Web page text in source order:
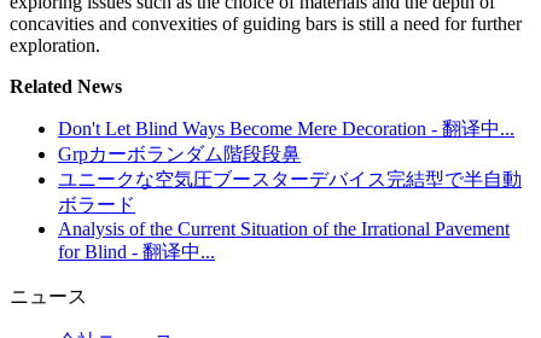
concavities and convexities of guiding bars is still a need for further
exploration.
Related News
Don't Let Blind Ways Become Mere Decoration - 翻译中...
Grpカーボランダム階段段鼻
ユニークな空気圧ブースターデバイス完結型で半自動
ボラード
Analysis of the Current Situation of the Irrational Pavement
for Blind - 翻译中...
ニュース